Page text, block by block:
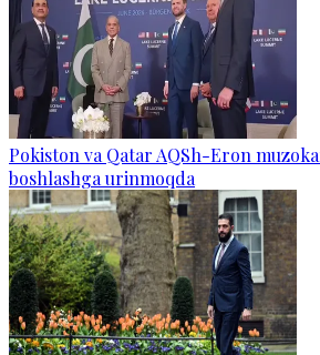
Pokiston va Qatar AQSh-Eron
boshlashga urinmoqda